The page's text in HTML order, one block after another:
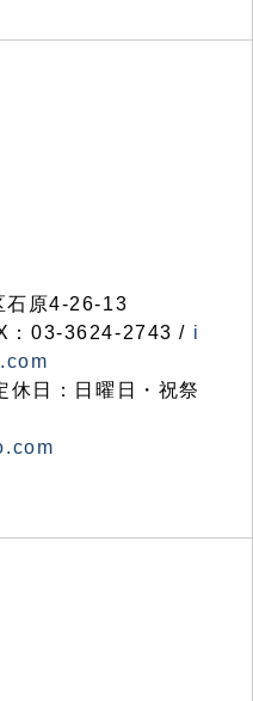
原4-26-13
：03-3624-2743 / i
日：日曜日・祝祭